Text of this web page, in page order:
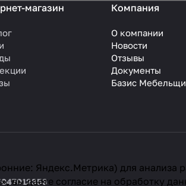
магазин Компания
О компании
Новости
Отзывы
Документы
Базис
Яндекс.Метрика) для анализа
даете согласие на обработку